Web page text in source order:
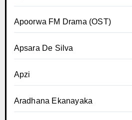
Apoorwa FM Drama (OST)
Apsara De Silva
Apzi
Aradhana Ekanayaka